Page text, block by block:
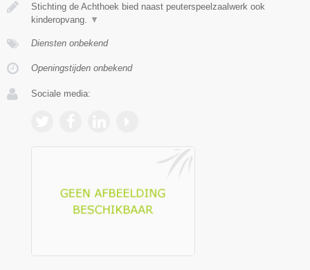
Stichting de Achthoek bied naast peuterspeelzaalwerk ook
kinderopvang.
▼
Diensten onbekend
Openingstijden onbekend
Sociale media: